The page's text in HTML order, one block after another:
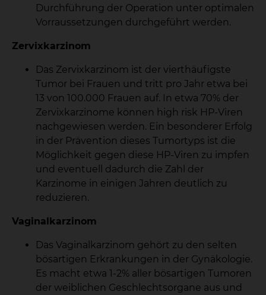
Durchführung der Operation unter optimalen
Vorraussetzungen durchgeführt werden.
Zervixkarzinom
Das Zervixkarzinom ist der vierthäufigste
Tumor bei Frauen und tritt pro Jahr etwa bei
13 von 100.000 Frauen auf. In etwa 70% der
Zervixkarzinome können high risk HP-Viren
nachgewiesen werden. Ein besonderer Erfolg
in der Prävention dieses Tumortyps ist die
Möglichkeit gegen diese HP-Viren zu impfen
und eventuell dadurch die Zahl der
Karzinome in einigen Jahren deutlich zu
reduzieren.
Vaginalkarzinom
Das Vaginalkarzinom gehört zu den selten
bösartigen Erkrankungen in der Gynäkologie.
Es macht etwa 1-2% aller bösartigen Tumoren
der weiblichen Geschlechtsorgane aus und